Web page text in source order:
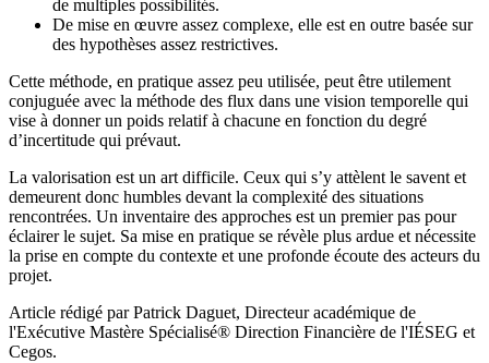
de multiples possibilités.
De mise en œuvre assez complexe, elle est en outre basée sur
des hypothèses assez restrictives.
Cette méthode, en pratique assez peu utilisée, peut être utilement
conjuguée avec la méthode des flux dans une vision temporelle qui
vise à donner un poids relatif à chacune en fonction du degré
d’incertitude qui prévaut.
La valorisation est un art difficile. Ceux qui s’y attèlent le savent et
demeurent donc humbles devant la complexité des situations
rencontrées. Un inventaire des approches est un premier pas pour
éclairer le sujet. Sa mise en pratique se révèle plus ardue et nécessite
la prise en compte du contexte et une profonde écoute des acteurs du
projet.
Article rédigé par Patrick Daguet, Directeur académique de
l'Exécutive Mastère Spécialisé® Direction Financière de l'IÉSEG et
Cegos.